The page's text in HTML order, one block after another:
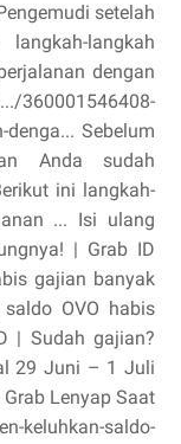
setelah
langkah
dengan
360001546408-
denga... Sebelum
Anda sudah
ini langkah-
... Isi ulang
| Grab ID
gajian banyak
OVO habis
| Sudah gajian?
29 Juni – 1 Juli
Lenyap Saat
keluhkan-saldo-